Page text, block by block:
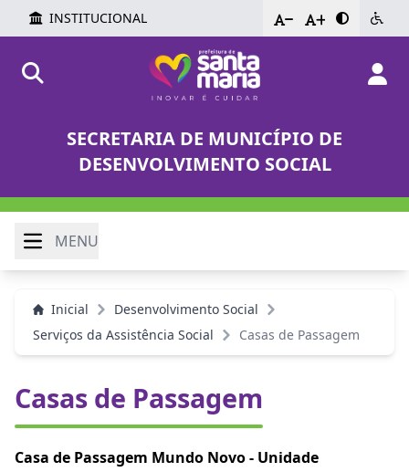
INSTITUCIONAL - +
SECRETARIA DE MUNICÍPIO DE
DESENVOLVIMENTO SOCIAL
MENU
Inicial
Desenvolvimento Social
Serviços da Assistência Social
Casas de Passagem
Casas de Passagem
Casa de Passagem Mundo Novo - Unidade